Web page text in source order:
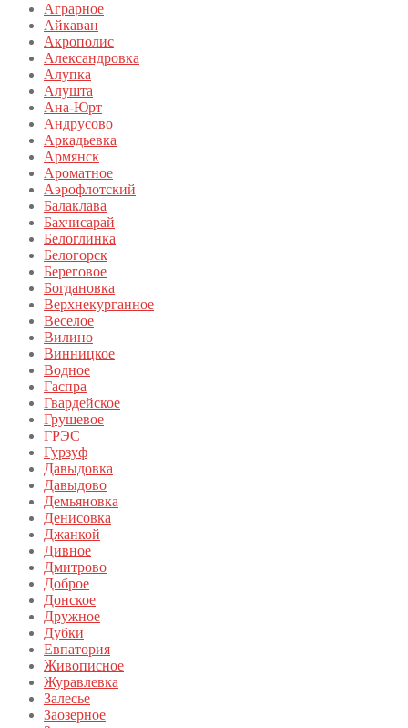
Аграрное
Айкаван
Акрополис
Александровка
Алупка
Алушта
Ана-Юрт
Андрусово
Аркадьевка
Армянск
Ароматное
Аэрофлотский
Балаклава
Бахчисарай
Белоглинка
Белогорск
Береговое
Богдановка
Верхнекурганное
Веселое
Вилино
Винницкое
Водное
Гаспра
Гвардейское
Грушевое
ГРЭС
Гурзуф
Давыдовка
Давыдово
Демьяновка
Денисовка
Джанкой
Дивное
Дмитрово
Доброе
Донское
Дружное
Дубки
Евпатория
Живописное
Журавлевка
Залесье
Заозерное